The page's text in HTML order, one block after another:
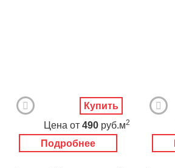
Подробнее
Цена от 490 руб.м2
Купить